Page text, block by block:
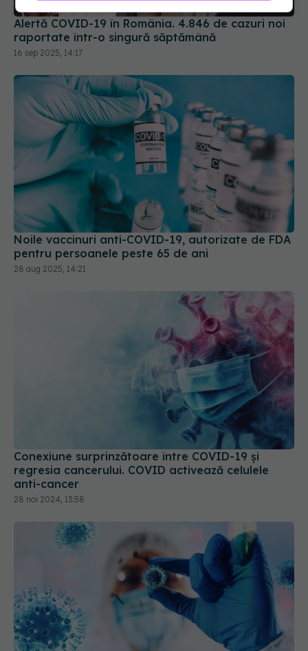
Noile vaccinuri anti-COVID-19, autorizate de FDA
pentru persoanele peste 65 de ani
28 aug 2025, 14:21
Conexiune surprinzătoare între COVID-19 și
regresia cancerului. COVID activează celulele
Long COVID persistă mult după vindecare. De ce
se întâmplă lucrul acesta